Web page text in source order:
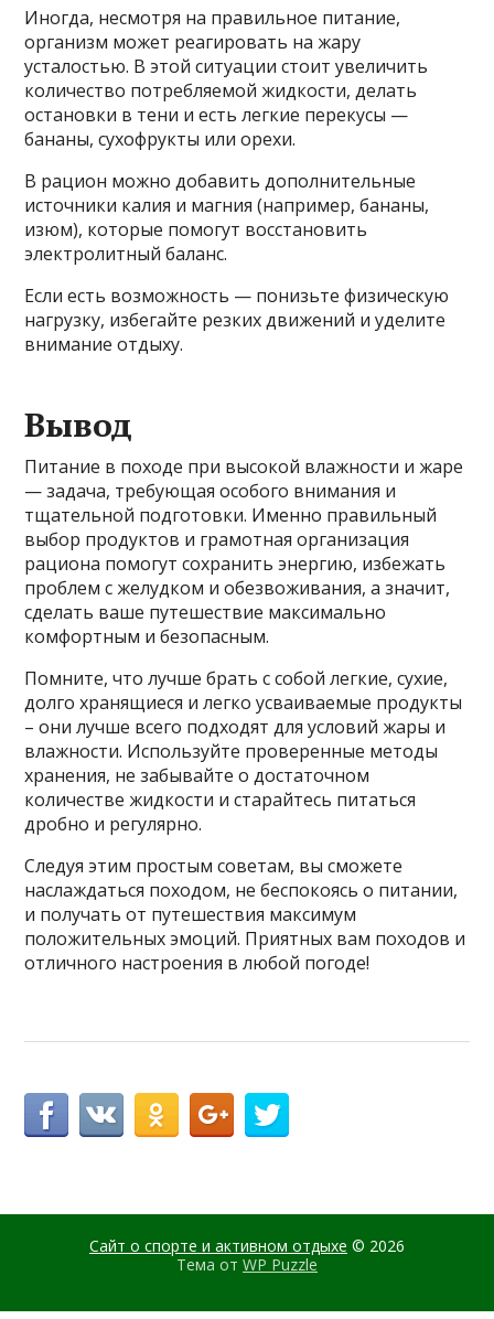
Иногда, несмотря на правильное питание,
организм может реагировать на жару
усталостью. В этой ситуации стоит увеличить
количество потребляемой жидкости, делать
остановки в тени и есть легкие перекусы —
бананы, сухофрукты или орехи.
В рацион можно добавить дополнительные
источники калия и магния (например, бананы,
изюм), которые помогут восстановить
электролитный баланс.
Если есть возможность — понизьте физическую
нагрузку, избегайте резких движений и уделите
внимание отдыху.
Вывод
Питание в походе при высокой влажности и жаре
— задача, требующая особого внимания и
тщательной подготовки. Именно правильный
выбор продуктов и грамотная организация
рациона помогут сохранить энергию, избежать
проблем с желудком и обезвоживания, а значит,
сделать ваше путешествие максимально
комфортным и безопасным.
Помните, что лучше брать с собой легкие, сухие,
долго хранящиеся и легко усваиваемые продукты
– они лучше всего подходят для условий жары и
влажности. Используйте проверенные методы
хранения, не забывайте о достаточном
количестве жидкости и старайтесь питаться
дробно и регулярно.
Следуя этим простым советам, вы сможете
наслаждаться походом, не беспокоясь о питании,
и получать от путешествия максимум
положительных эмоций. Приятных вам походов и
отличного настроения в любой погоде!
Сайт о спорте и активном отдыхе © 2026
Тема от WP Puzzle